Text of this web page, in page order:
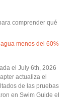
comprender qué
menos del 60%
el July 6th, 2026
actualiza el
de las pruebas
en Swim Guide el